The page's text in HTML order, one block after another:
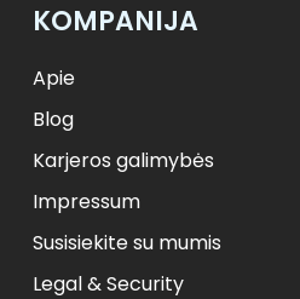
ft HUF
zł
KOMPANIJA
Apie
Blog
Karjeros galimybės
Impressum
Susisiekite su mumis
Legal & Security